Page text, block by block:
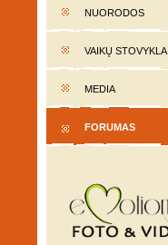
NUORODOS
VAIKŲ STOVYKLA
MEDIA
FORUMAS